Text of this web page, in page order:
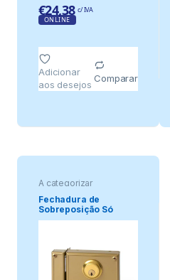
€24,38 c/ IVA
ONLINE
Adicionar
aos desejos
Comparar
A categorizar
Fechadura de
Sobreposição Só
Chave. Esquerda Jis .